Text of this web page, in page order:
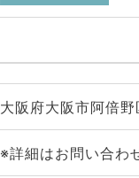
大阪府大阪市阿倍野
※詳細はお問い合わ